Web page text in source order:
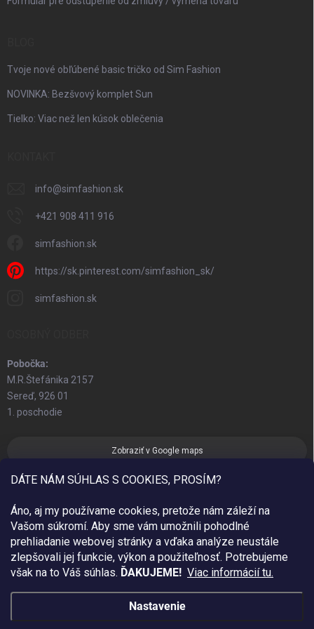
DÁTE NÁM SÚHLAS S COOKIES, PROSÍM?
Áno, aj my používame cookies, pretože nám záleží na
Vašom súkromí. Aby sme vám umožnili pohodlné
prehliadanie webovej stránky a vďaka analýze neustále
zlepšovali jej funkcie, výkon a použiteľnosť. Potrebujeme
však na to Váš súhlas. ĎAKUJEME! Viac informácií tu.
Nastavenie
Tvoje nové obľúbené basic tričko od Sim Fashion
NOVINKA: Bezšvový komplet Sun
Tielko: Viac než len kúsok oblečenia
info@simfashion.sk
+421 908 411 916
simfashion.sk
https://sk.pinterest.com/simfashion_sk/
simfashion.sk
Pobočka:
M.R.Štefánika 2157
Sereď, 926 01
1. poschodie
Zobraziť v Google maps